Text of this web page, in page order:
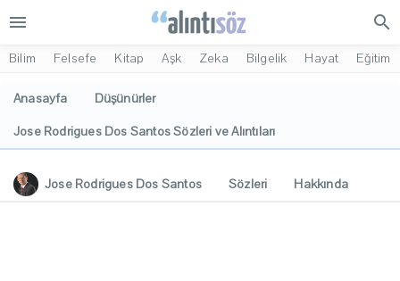
menu search
Bilim Felsefe Kitap Aşk Zeka Bilgelik Hayat Eğitim
Anasayfa
Düşünürler
Jose Rodrigues Dos Santos Sözleri ve Alıntıları
Jose Rodrigues Dos Santos Sözleri
Hakkında